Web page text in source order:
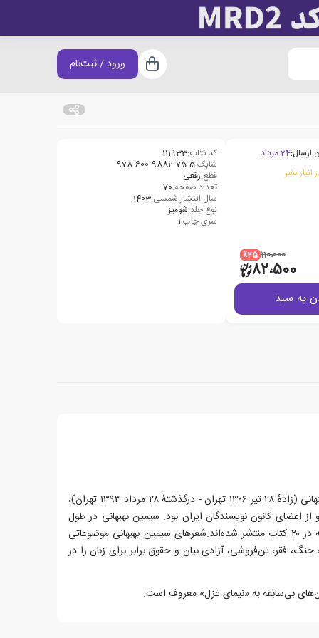
سبد خرید
ورود / ثبت‌نام
ارسال:24 مرداد
انبار نشر
110،000 ٪25
82،500
به سبد
کد کتاب:111933
شابک:‫‭978-600-9882-75-5‬‬
قطع:رقعی
تعداد صفحه:70
سال انتشار شمسی:1403
نوع جلد:شومیز
سری چاپ:1
سیمین خلیلی معروف به سیمین بـِهْبَهانی (زادهٔ ۲۸ تیر ۱۳۰۶ تهران - درگذشتهٔ ۲۸ مرداد ۱۳۹۳ تهران)،
اعضای کانون نویسندگان ایران بود. سیمین بهبهانی در طول
زندگی‌اش بیش از ۶۰۰ غزل سرود که در ۲۰ کتاب منتشر شده‌اند.شعرهای سیمین بهبهانی موضوعاتی
فقر، تن‌فروشی، آزادی بیان و حقوق برابر برای زنان را در
بی‌سابقه به «نیمای غزل» معروف است.